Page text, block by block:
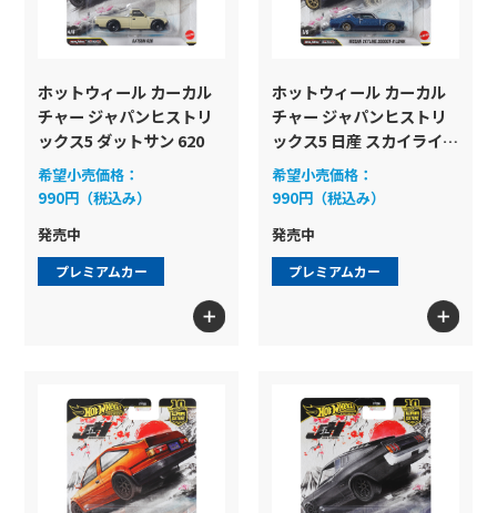
ホットウィール カーカル
チャー ジャパンヒストリ
ックス5 ダットサン 620
希望小売価格：
990円（税込み）
発売中
プレミアムカー
ホットウィール カーカル
チャー ジャパンヒストリ
ックス5 日産 スカイライン
2000GT-R LBWK
希望小売価格：
990円（税込み）
発売中
プレミアムカー